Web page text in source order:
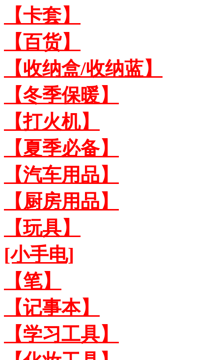
【卡套】
【百货】
【收纳盒/收纳蓝】
【冬季保暖】
【打火机】
【夏季必备】
【汽车用品】
【厨房用品】
【玩具】
[小手电]
【笔】
【记事本】
【学习工具】